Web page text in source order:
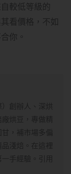
較低等級的
看價格，不如
你。